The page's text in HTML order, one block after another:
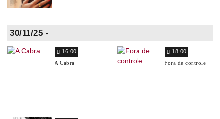
30/11/25 -
16:00
A Cabra
18:00
Fora de controle